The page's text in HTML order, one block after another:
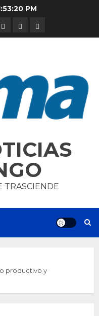
PM
ENTRETENIMIENTO
CIENCIA
Y
OPINION
TRASCIENDE
productivo y